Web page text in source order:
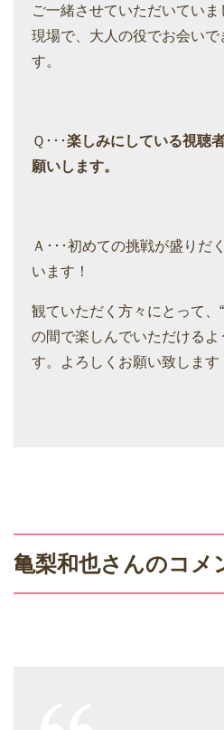
ご一緒させていただいてい
現場で、大人の役でお会い
す。
Ｑ･･･楽しみにしている視聴
願いします。
Ａ･･･初めての挑戦が盛りだ
います！
観ていただく方々にとって、
の間で楽しんでいただけるよ
す。よろしくお願い致します
亀梨和也さんのコメ